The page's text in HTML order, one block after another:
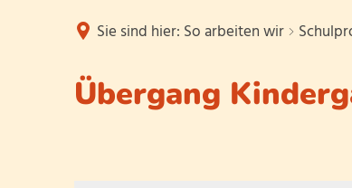
Sie sind hier: So arbeiten wir
Übergang